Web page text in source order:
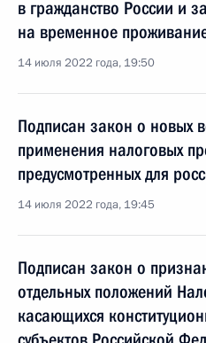
в гражданство России и
на временное
14 июля 2022 года, 19:50
Подписан закон о новых
применения налоговых
предусмотренных для
14 июля 2022 года, 19:45
Подписан закон о
отдельных положений
касающихся